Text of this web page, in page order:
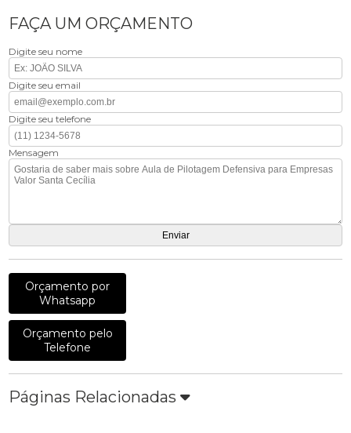
FAÇA UM ORÇAMENTO
Digite seu nome
Digite seu email
Digite seu telefone
Mensagem
Orçamento por
Whatsapp
Orçamento pelo
Telefone
Páginas Relacionadas